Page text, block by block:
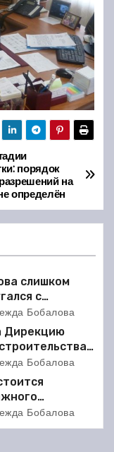
порядок
на
определён
слишком
с
двое суток
Бобалова
Дирекцию
в
множество
Бобалова
Бобалова